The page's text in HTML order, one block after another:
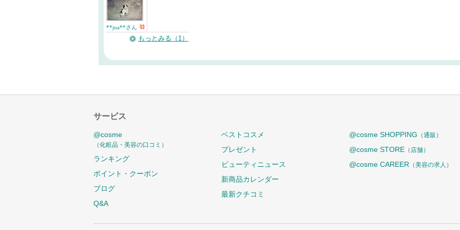
**jua**さん
もっとみる（1）
サービス
@cosme
（化粧品・美容の口コミ）
ランキング
ポイント・クーポン
ブログ
Q&A
ベストコスメ
プレゼント
ビューティニュース
新商品カレンダー
最新クチコミ
@cosme SHOPPING （通販）
@cosme STORE （店舗）
@cosme CAREER （美容の求人）